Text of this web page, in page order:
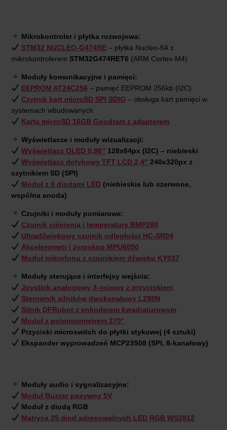
Mikrokontroler i płytka rozwojowa:
STM32 NUCLEO-G474RE– płytka Nucleo-64 z
mikrokontrolerem STM32G474RET6 (ARM Cortex-M4)
Moduły komunikacyjne i pamięci:
EEPROM AT24C256 – pamięć EEPROM 256kb (I2C)
Czytnik kart microSD SPI SDIO – obsługa kart pamięci w
systemach wbudowanych
Karta microSD 16GB Goodram z adapterem
Wyświetlacze i moduły wizualizacji:
Wyświetlacz OLED 0,96″ 128x64px (I2C) – niebieski
Wyświetlacz dotykowy TFT LCD 2,4″ 240x320px z
czytnikiem SD (SPI)
Moduł z 8 diodami LED(niebieskie lub czerwone,
wspólna anoda)
Czujniki i moduły pomiarowe:
Czujnik ciśnienia i temperatury BMP280
Ultradźwiękowy czujnik odległości HC-SR04
Akcelerometr i żyroskop MPU6050
Moduł mikrofonu z czujnikiem dźwięku KY037
Moduły sterujące i interfejsy wejścia:
Joystick analogowy 3-osiowy z przyciskiem
Sterownik silników dwukanałowy L298N
Silnik DFRobot z enkoderem kwadraturowym
Moduł z potencjometrem 270°
Przyciski microswitch do płytki stykowej (4 sztuki)
Ekspander wyprowadzeń MCP23S08 (SPI, 8-kanałowy)
Moduły audio i sygnalizacyjne:
Moduł Buzzer pasywny 5V
Moduł z diodą RGB
Matryca 25 diod adresowalnych LED RGB WS2812